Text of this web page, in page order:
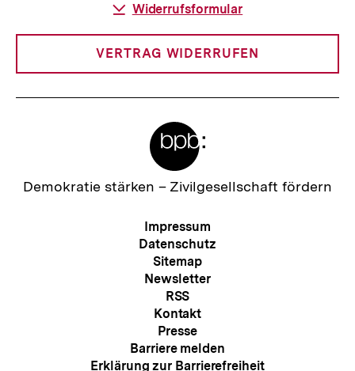
Download-
Widerrufsformular
VERTRAG WIDERRUFEN
Zur
Demokratie stärken – Zivilgesellschaft fördern
Meta-
Navigation
Impressum
Datenschutz
Sitemap
Newsletter
RSS
Kontakt
Presse
Barriere melden
Erklärung zur Barrierefreiheit